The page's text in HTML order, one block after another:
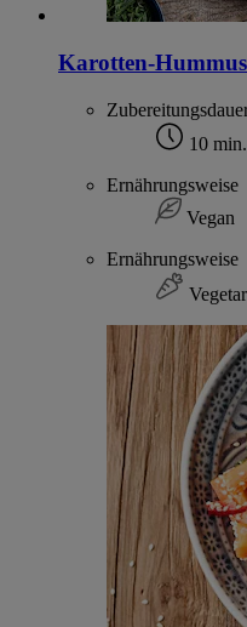
Karotten-
10 min.
Ernährungsweise
Vegan
Ernährungsweise